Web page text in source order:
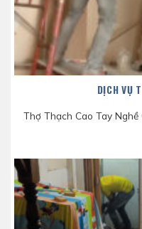
DỊCH VỤ
Thợ Thạch Cao Tay Nghề